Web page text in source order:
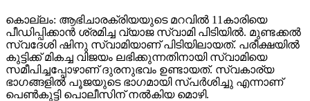
കൊല്ലം: ആഭിചാരക്രിയയുടെ മറവിൽ 11കാരിയെ
പീഡിപ്പിക്കാൻ ശ്രമിച്ച വ്യാജ സ്വാമി പിടിയിൽ. മുണ്ടക്കൽ
സ്വദേശി ഷിനു സ്വാമിയാണ് പിടിയിലായത്. പരീക്ഷയിൽ
കുട്ടിക്ക് മികച്ച വിജയം ലഭിക്കുന്നതിനായി സ്വാമിയെ
സമീപിച്ചപ്പോഴാണ് ദുരനുഭവം ഉണ്ടായത്. സ്വകാര്യ
ഭാഗങ്ങളിൽ പൂജയുടെ ഭാഗമായി സ്പർശിച്ചു എന്നാണ്
പെൺകുട്ടി പൊലീസിന് നൽകിയ മൊഴി.